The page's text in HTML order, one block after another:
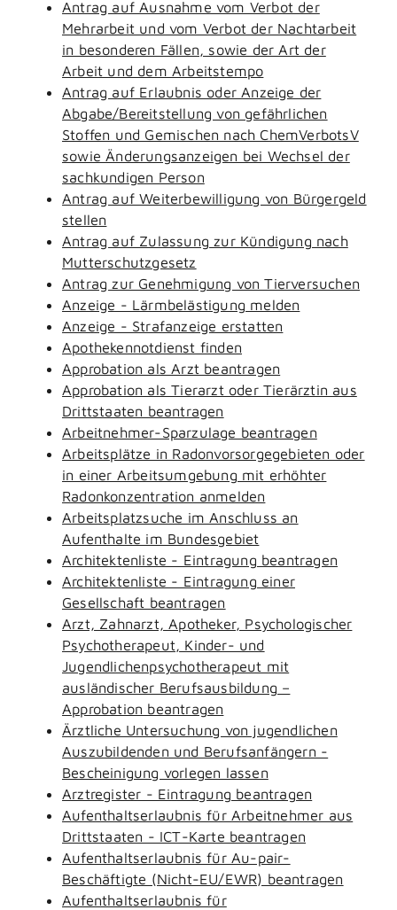
Antrag auf Ausnahme vom Verbot der
Mehrarbeit und vom Verbot der Nachtarbeit
in besonderen Fällen, sowie der Art der
Arbeit und dem Arbeitstempo
Antrag auf Erlaubnis oder Anzeige der
Abgabe/Bereitstellung von gefährlichen
Stoffen und Gemischen nach ChemVerbotsV
sowie Änderungsanzeigen bei Wechsel der
sachkundigen Person
Antrag auf Weiterbewilligung von Bürgergeld
stellen
Antrag auf Zulassung zur Kündigung nach
Mutterschutzgesetz
Antrag zur Genehmigung von Tierversuchen
Anzeige - Lärmbelästigung melden
Anzeige - Strafanzeige erstatten
Apothekennotdienst finden
Approbation als Arzt beantragen
Approbation als Tierarzt oder Tierärztin aus
Drittstaaten beantragen
Arbeitnehmer-Sparzulage beantragen
Arbeitsplätze in Radonvorsorgegebieten oder
in einer Arbeitsumgebung mit erhöhter
Radonkonzentration anmelden
Arbeitsplatzsuche im Anschluss an
Aufenthalte im Bundesgebiet
Architektenliste - Eintragung beantragen
Architektenliste - Eintragung einer
Gesellschaft beantragen
Arzt, Zahnarzt, Apotheker, Psychologischer
Psychotherapeut, Kinder- und
Jugendlichenpsychotherapeut mit
ausländischer Berufsausbildung –
Approbation beantragen
Ärztliche Untersuchung von jugendlichen
Auszubildenden und Berufsanfängern -
Bescheinigung vorlegen lassen
Arztregister - Eintragung beantragen
Aufenthaltserlaubnis für Arbeitnehmer aus
Drittstaaten - ICT-Karte beantragen
Aufenthaltserlaubnis für Au-pair-
Beschäftigte (Nicht-EU/EWR) beantragen
Aufenthaltserlaubnis für